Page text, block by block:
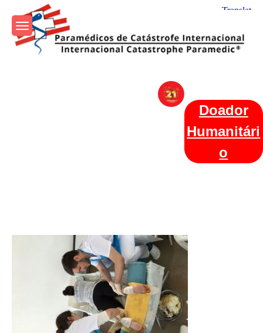
content
Internacional
Doador
Humanitári
o